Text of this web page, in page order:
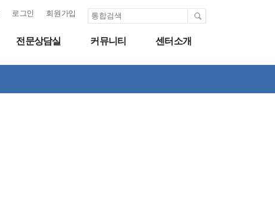
로그인 회원가입
전문상담실 커뮤니티 센터소개